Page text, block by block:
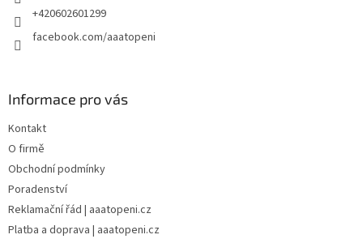
+420602601299
facebook.com/aaatopeni
Informace pro vás
Kontakt
O firmě
Obchodní podmínky
Poradenství
Reklamační řád | aaatopeni.cz
Platba a doprava | aaatopeni.cz